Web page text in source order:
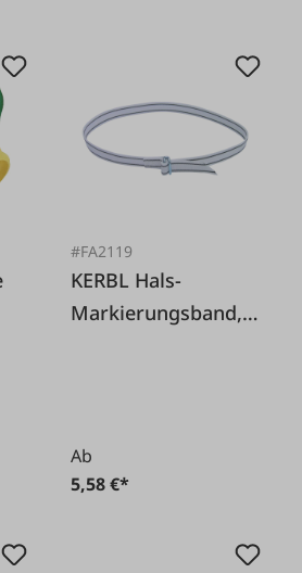
#FA2119
KERBL Hals-
Markierungsband,
Ab
5,58 €*